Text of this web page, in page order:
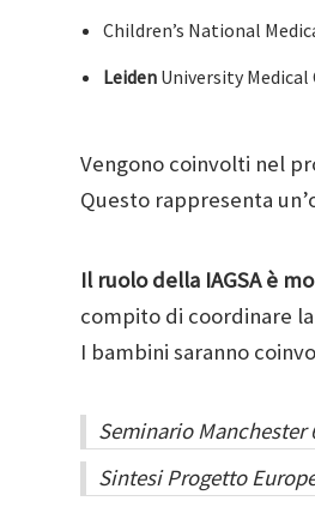
Children’s National
LeidenUniversity Medical
Vengono coinvolti nel
Questo rappresenta
Il ruolo della IAGSA è
compito di coordinare
I bambini saranno
Seminario Manchester
Sintesi Progetto